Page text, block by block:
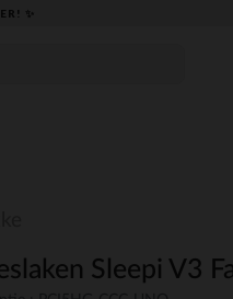
✨
Sleepi V3